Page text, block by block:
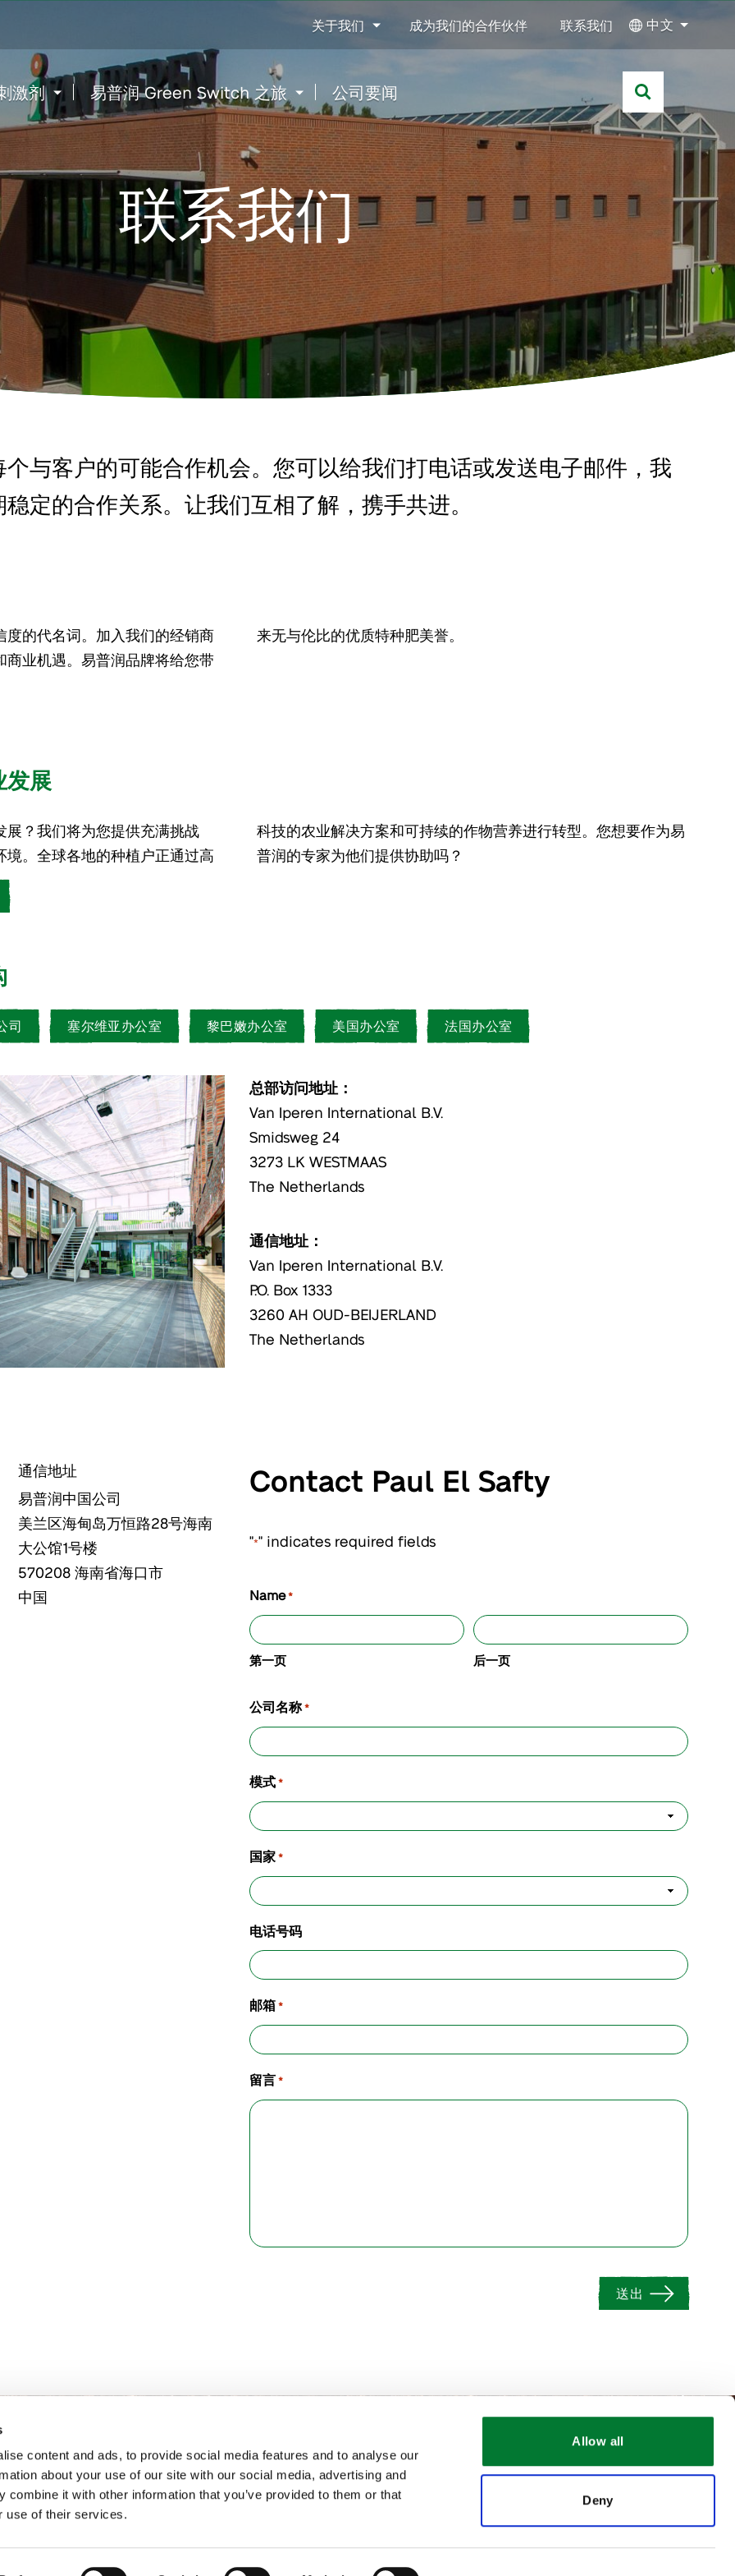
content and ads, to provide social media features and to analyse our
about your use of our site with our social media, advertising and
combine it with other information that you’ve provided to them or that
use of their services.
Allow all
Deny
content
关于我们 成为我们的合作伙伴 联系我们 中文
激剂 易普润 Green Switch 之旅 公司要闻
联系我们
与客户的可能合作机会。您可以给我们打电话或发送电子邮件，我
定的合作关系。让我们互相了解，携手共进。
的代名词。加入我们的经销商
业机遇。易普润品牌将给您带
来无与伦比的优质特种肥美誉。
发展
？我们将为您提供充满挑战
。全球各地的种植户正通过高
营养进行转型。您想要作为易
普润的专家为他们提供协助吗？
司 塞尔维亚办公室 黎巴嫩办公室 美国办公室 法国办公室
总部访问地址：
Van Iperen International B.V.
Smidsweg 24
3273 LK WESTMAAS
The Netherlands
通信地址：
Van Iperen International B.V.
P.O. Box 1333
3260 AH OUD-BEIJERLAND
The Netherlands
通信地址
易普润中国公司
美兰区海甸岛万恒路28号海南
大公馆1号楼
570208 海南省海口市
中国
Contact Paul El Safty
"*" indicates required fields
Name *
第一页 后一页
公司名称 *
模式 *
国家 *
电话号码
邮箱 *
留言 *
送出
通用条款 Van Iperen B.V.